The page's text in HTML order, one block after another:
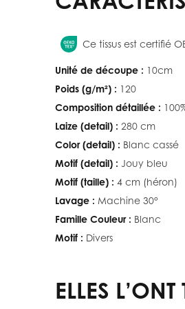
Ce tissus est certifié
Unité de découpe : 10cm
Poids (g/m²) : 120
Composition détaillée :
Laize (detail) : 280 cm
Color (detail) : Blanc cassé
Motif (detail) : Jouy bleu
Motif (taille) : 4 cm (héron)
Lavage : Machine 30°
Famille Couleur : Blanc
Motif : Divers
ELLES L’ONT